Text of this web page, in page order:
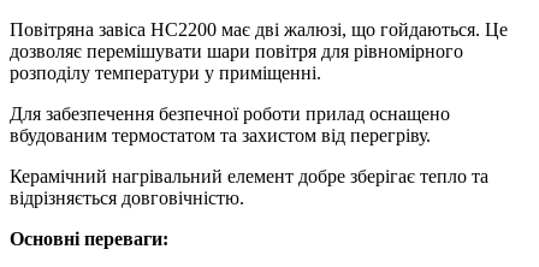
Повітряна завіса HC2200 має дві жалюзі, що гойдаються. Це
дозволяє перемішувати шари повітря для рівномірного
розподілу температури у приміщенні.
Для забезпечення безпечної роботи прилад оснащено
вбудованим термостатом та захистом від перегріву.
Керамічний нагрівальний елемент добре зберігає тепло та
відрізняється довговічністю.
Основні переваги: